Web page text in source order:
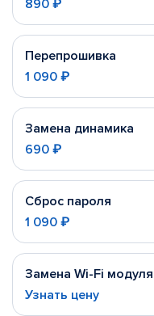
890 ₽
Перепрошивка
1 090 ₽
Замена динамика
690 ₽
Сброс пароля
1 090 ₽
Замена Wi-Fi модуля
Узнать цену